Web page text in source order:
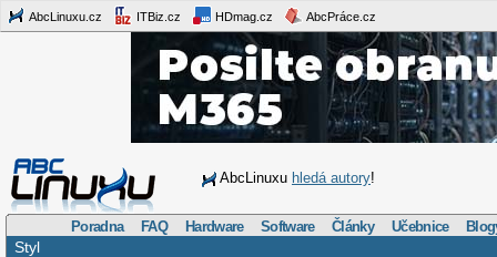
AbcLinuxu.cz ITBiz.cz HDmag.cz AbcPráce.cz
AbcLinuxu hledá autory!
Poradna FAQ Hardware Software Články Učebnice
Styl